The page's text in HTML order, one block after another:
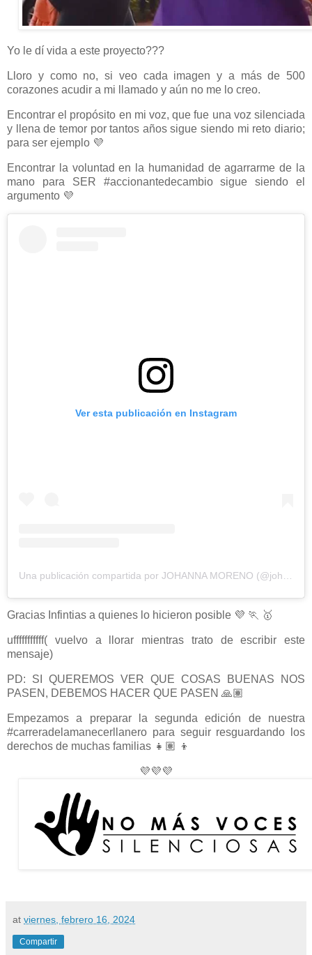
Yo le dí vida a este proyecto???
Lloro y como no, si veo cada imagen y a más de 500
corazones acudir a mi llamado y aún no me lo creo.
Encontrar el propósito en mi voz, que fue una voz silenciada
y llena de temor por tantos años sigue siendo mi reto diario;
para ser ejemplo 💜
Encontrar la voluntad en la humanidad de agarrarme de la
mano para SER #accionantedecambio sigue siendo el
argumento 💜
Ver esta publicación en Instagram
Gracias Infintias a quienes lo hicieron posible 💜 🏃 🥇
ufffffffffff( vuelvo a llorar mientras trato de escribir este
mensaje)
PD: SI QUEREMOS VER QUE COSAS BUENAS NOS
PASEN, DEBEMOS HACER QUE PASEN 🙏🏽
Empezamos a preparar la segunda edición de nuestra
#carreradelamanecerllanero para seguir resguardando los
derechos de muchas familias 👧🏽 👦
💜💜💜
at viernes, febrero 16, 2024
Compartir